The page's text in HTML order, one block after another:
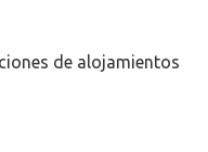
de alojamientos